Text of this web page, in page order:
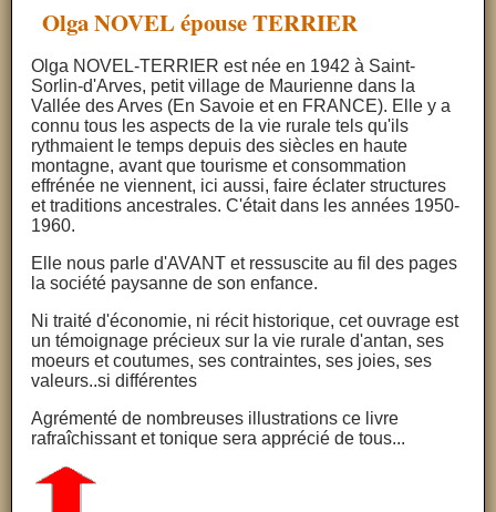
Olga NOVEL épouse TERRIER
Olga NOVEL-TERRIER est née en 1942 à Saint-
Sorlin-d'Arves, petit village de Maurienne dans la
Vallée des Arves (En Savoie et en FRANCE). Elle y a
connu tous les aspects de la vie rurale tels qu'ils
rythmaient le temps depuis des siècles en haute
montagne, avant que tourisme et consommation
effrénée ne viennent, ici aussi, faire éclater structures
et traditions ancestrales. C'était dans les années 1950-
1960.
Elle nous parle d'AVANT et ressuscite au fil des pages
la société paysanne de son enfance.
Ni traité d'économie, ni récit historique, cet ouvrage est
un témoignage précieux sur la vie rurale d'antan, ses
moeurs et coutumes, ses contraintes, ses joies, ses
valeurs..si différentes
Agrémenté de nombreuses illustrations ce livre
rafraîchissant et tonique sera apprécié de tous...